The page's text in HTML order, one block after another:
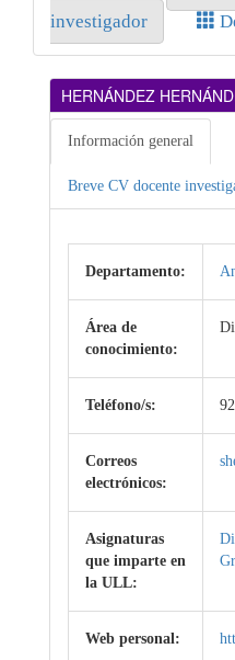
investigador
HERNÁNDEZ
Información general
Breve CV docente
Departamento:
Área de
conocimiento:
Teléfono/s:
Correos
electrónicos:
Asignaturas
que imparte en
la ULL:
Web personal: